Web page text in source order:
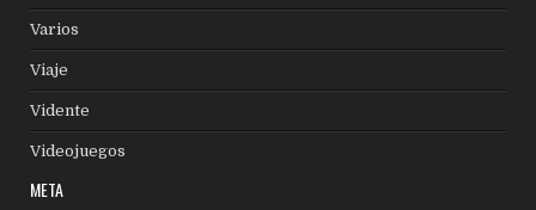
Varios
Viaje
Vidente
Videojuegos
META